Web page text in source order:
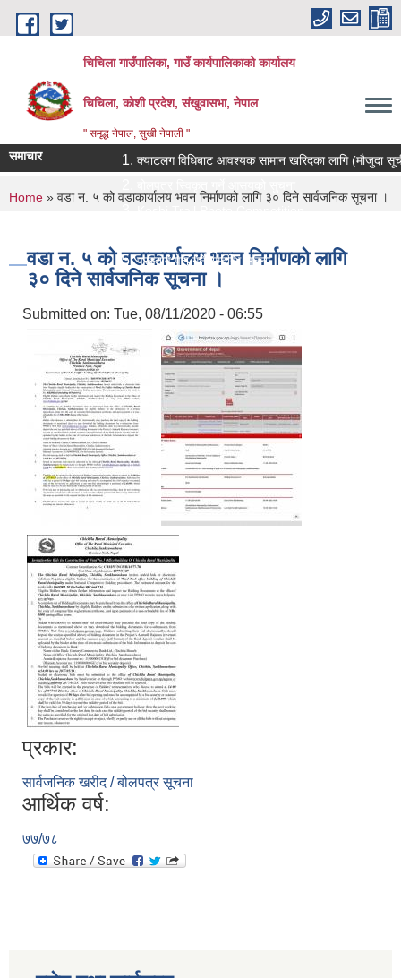
Skip to main content
चिचिला गाउँपालिका, गाउँ कार्यपालिकाको कार्यालय
चिचिला, कोशी प्रदेश, संखुवासभा, नेपाल
" समृद्ध नेपाल, सुखी नेपाली "
समाचार
क्याटलग विधिबाट आवश्यक सामान खरिदका लागि (मौजुदा सूचीमा
प्रस्ताव पेश गर्ने सम्बन्धि सुचना ।।
You are here
Home » वडा न. ५ को वडाकार्यालय भवन निर्माणको लागि ३० दिने सार्वजनिक सूचना ।
वडा न. ५ को वडाकार्यालय भवन निर्माणको लागि
३० दिने सार्वजनिक सूचना ।
Submitted on: Tue, 08/11/2020 - 06:55
प्रकार:
सार्वजनिक खरीद / बोलपत्र सूचना
आर्थिक वर्ष:
७७/७८